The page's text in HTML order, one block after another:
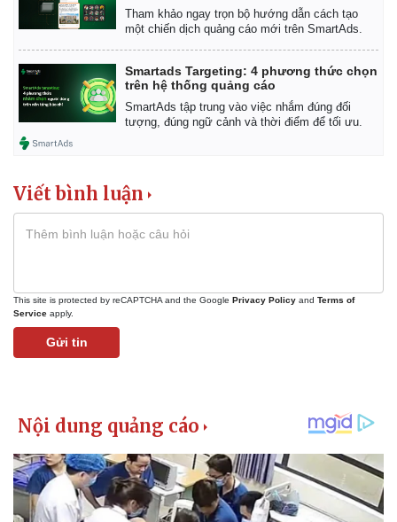
Tham khảo ngay trọn bộ hướng dẫn cách tạo
một chiến dịch quảng cáo mới trên SmartAds.
Smartads Targeting: 4 phương thức chọn
trên hệ thống quảng cáo
SmartAds tập trung vào việc nhắm đúng đối
tượng, đúng ngữ cảnh và thời điểm để tối ưu.
Viết bình luận
This site is protected by reCAPTCHA and the Google Privacy Policy and Terms of
Service apply.
Gửi tin